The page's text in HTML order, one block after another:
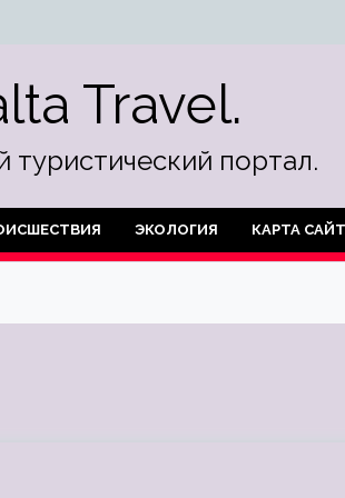
Travel.
туристический портал.
ЭКОЛОГИЯ КАРТА